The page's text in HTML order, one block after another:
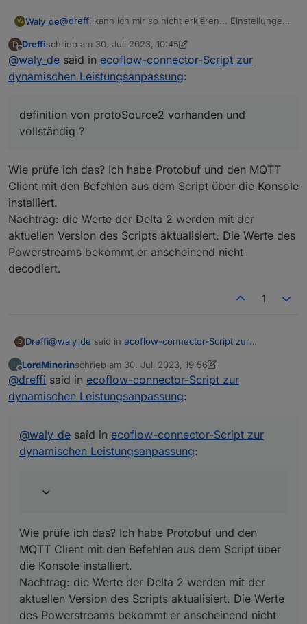
W Waly_de@dreffi kann ich mir so nicht erklären... Einstellungen
definition von protoSource2 vorhanden und
vollständig ?
sonst vielleicht noch mal ein stück log mit
eingeschaltetem debug ..
bin aber jetzt erst mal unterwegs und kann mich nicht
kümmern
D
Offline
Dreffischrieb am 30. Juli 2023, 10:45
zuletzt editiert von Dreffi
@waly_de said in ecoflow-connector-Script zur
dynamischen Leistungsanpassung:
definition von protoSource2 vorhanden und
vollständig ?
Wie prüfe ich das? Ich habe Protobuf und den MQTT
Client mit den Befehlen aus dem Script über die Konsole
installiert.
Nachtrag: die Werte der Delta 2 werden mit der
aktuellen Version des Scripts aktualisiert. Die Werte des
Powerstreams bekommt er anscheinend nicht
decodiert.
1
D Dreffi@waly_de said in ecoflow-connector-Script zur
definition von protoSource2 vorhanden und
vollständig ?
Wie prüfe ich das? Ich habe Protobuf und den MQTT
installiert.
Nachtrag: die Werte der Delta 2 werden mit der aktuellen
Version des Scripts aktualisiert. Die Werte des
L
Offline
LordMinorinschrieb am 30. Juli 2023, 19:56
zuletzt editiert von LordMinorin
@dreffi said in ecoflow-connector-Script zur
dynamischen Leistungsanpassung:
@waly_de said in ecoflow-connector-Script zur
dynamischen Leistungsanpassung:
Wie prüfe ich das? Ich habe Protobuf und den
MQTT Client mit den Befehlen aus dem Script über
die Konsole installiert.
Nachtrag: die Werte der Delta 2 werden mit der
aktuellen Version des Scripts aktualisiert. Die Werte
des Powerstreams bekommt er anscheinend nicht